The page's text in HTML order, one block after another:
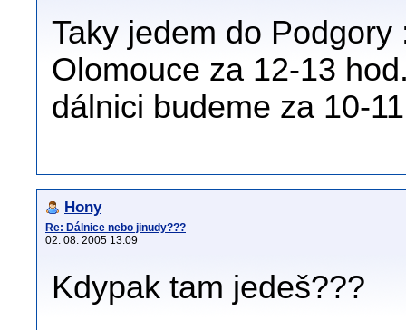
Taky jedem do
Olomouce za 12-13
dálnici budeme za 10-
Hony
Re: Dálnice nebo jinudy???
02. 08. 2005 13:09
Kdypak tam jedeš???